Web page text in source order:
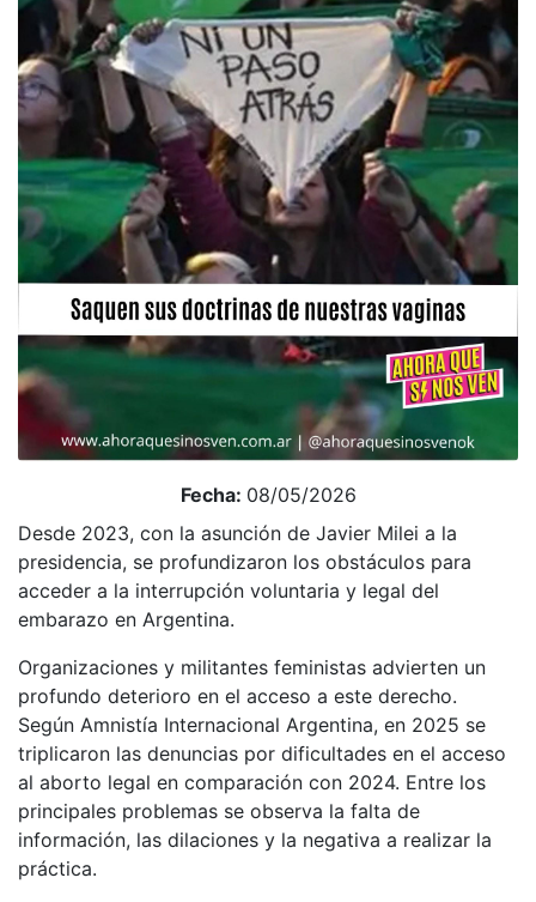
Fecha: 08/05/2026
Desde 2023, con la asunción de Javier Milei a la
presidencia, se profundizaron los obstáculos para
acceder a la interrupción voluntaria y legal del
embarazo en Argentina.
Organizaciones y militantes feministas advierten un
profundo deterioro en el acceso a este derecho.
Según Amnistía Internacional Argentina, en 2025 se
triplicaron las denuncias por dificultades en el acceso
al aborto legal en comparación con 2024. Entre los
principales problemas se observa la falta de
información, las dilaciones y la negativa a realizar la
práctica.